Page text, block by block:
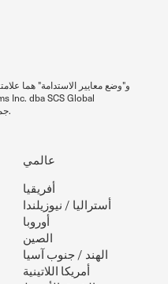
Services. ©2026. جميع الحقوق محفوظة.
عالمي
أفريقيا
أستراليا / نيوزيلندا
أوروبا
الصين
الهند / جنوب آسيا
أمريكا اللاتينية